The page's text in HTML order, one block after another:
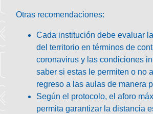
Otras recomendaciones:
Cada institución debeevaluar
del territorio en términos de
coronavirus y las condiciones
saber si estas le permiten o no
regreso a las aulas de manera
Según el protocolo, elaforo
permita garantizar la distancia